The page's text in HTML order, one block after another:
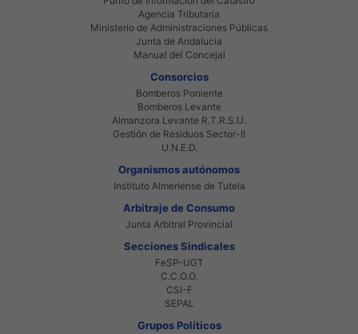
Agencia Tributaria
Ministerio de Administraciones Públicas
Junta de Andalucia
Manual del Concejal
Consorcios
Bomberos Poniente
Bomberos Levante
Almanzora Levante R.T.R.S.U.
Gestión de Residuos Sector-II
U.N.E.D.
Organismos autónomos
Instituto Almeriense de Tutela
Arbitraje de Consumo
Junta Arbitral Provincial
Secciones Sindicales
FeSP-UGT
C.C.O.O.
CSI-F
SEPAL
Grupos Políticos